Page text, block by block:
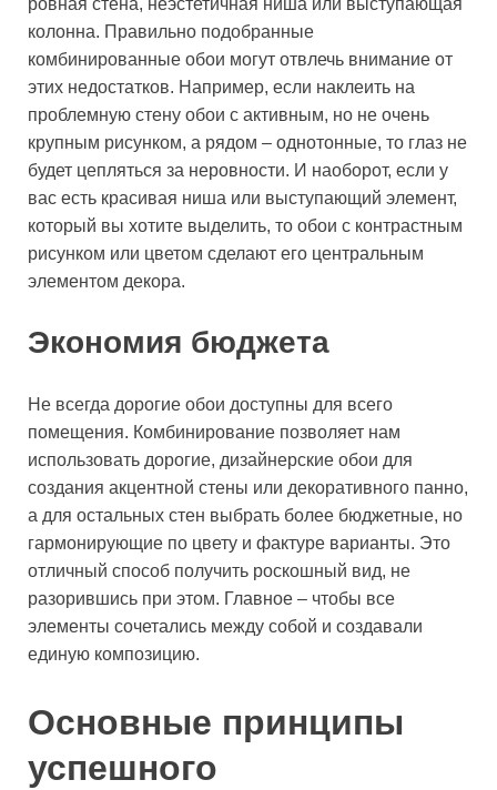
ровная стена, неэстетичная ниша или выступающая
колонна. Правильно подобранные
комбинированные обои могут отвлечь внимание от
этих недостатков. Например, если наклеить на
проблемную стену обои с активным, но не очень
крупным рисунком, а рядом – однотонные, то глаз не
будет цепляться за неровности. И наоборот, если у
вас есть красивая ниша или выступающий элемент,
который вы хотите выделить, то обои с контрастным
рисунком или цветом сделают его центральным
элементом декора.
Экономия бюджета
Не всегда дорогие обои доступны для всего
помещения. Комбинирование позволяет нам
использовать дорогие, дизайнерские обои для
создания акцентной стены или декоративного панно,
а для остальных стен выбрать более бюджетные, но
гармонирующие по цвету и фактуре варианты. Это
отличный способ получить роскошный вид, не
разорившись при этом. Главное – чтобы все
элементы сочетались между собой и создавали
единую композицию.
Основные принципы
успешного